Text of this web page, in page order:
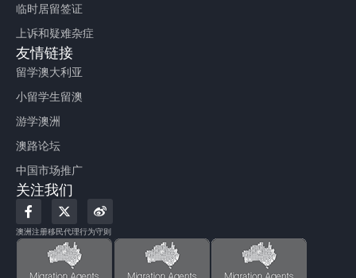
临时居留签证
上诉和疑难杂症
友情链接
留学澳大利亚
小留学生留澳
游学澳洲
澳路论坛
中国市场推广
关注我们
F
a
c
e
X
-
t
w
i
t
W
e
i
b
澳洲注册移民代理行为守则